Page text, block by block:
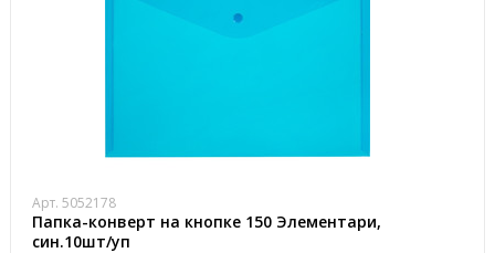
Арт. 5052178
Папка-конверт на кнопке 150 Элементари,
син.10шт/уп